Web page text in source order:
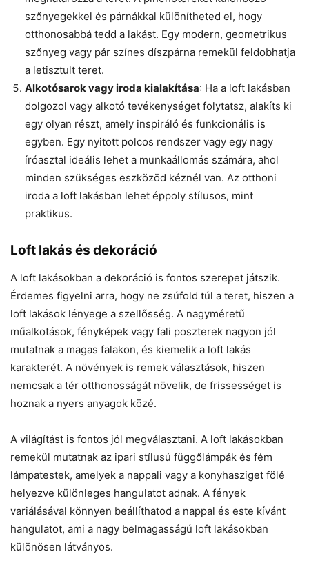
szőnyegekkel és párnákkal különítheted el, hogy
otthonosabbá tedd a lakást. Egy modern, geometrikus
szőnyeg vagy pár színes díszpárna remekül feldobhatja
a letisztult teret.
Alkotósarok vagy iroda kialakítása: Ha a loft lakásban
dolgozol vagy alkotó tevékenységet folytatsz, alakíts ki
egy olyan részt, amely inspiráló és funkcionális is
egyben. Egy nyitott polcos rendszer vagy egy nagy
íróasztal ideális lehet a munkaállomás számára, ahol
minden szükséges eszközöd kéznél van. Az otthoni
iroda a loft lakásban lehet éppoly stílusos, mint
praktikus.
Loft lakás és dekoráció
A loft lakásokban a dekoráció is fontos szerepet játszik.
Érdemes figyelni arra, hogy ne zsúfold túl a teret, hiszen a
loft lakások lényege a szellősség. A nagyméretű
műalkotások, fényképek vagy fali poszterek nagyon jól
mutatnak a magas falakon, és kiemelik a loft lakás
karakterét. A növények is remek választások, hiszen
nemcsak a tér otthonosságát növelik, de frissességet is
hoznak a nyers anyagok közé.
A világítást is fontos jól megválasztani. A loft lakásokban
remekül mutatnak az ipari stílusú függőlámpák és fém
lámpatestek, amelyek a nappali vagy a konyhasziget fölé
helyezve különleges hangulatot adnak. A fények
variálásával könnyen beállíthatod a nappal és este kívánt
hangulatot, ami a nagy belmagasságú loft lakásokban
különösen látványos.